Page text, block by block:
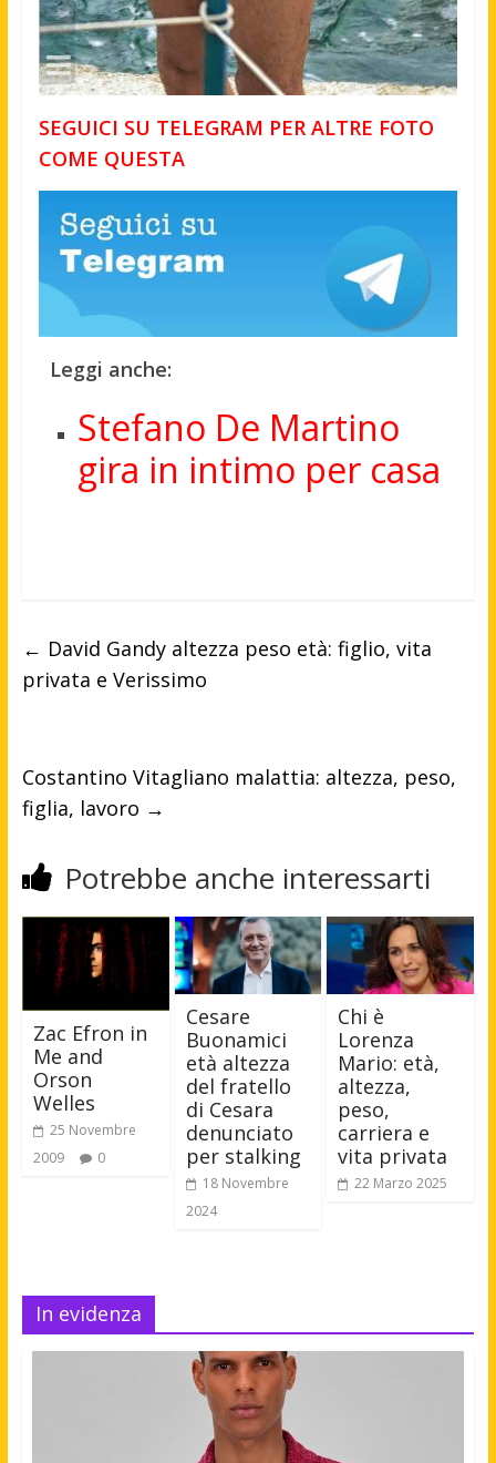
SEGUICI SU TELEGRAM PER ALTRE FOTO
COME QUESTA
Leggi anche:
Stefano De Martino
gira in intimo per casa
← David Gandy altezza peso età: figlio, vita
privata e Verissimo
Costantino Vitagliano malattia: altezza, peso,
figlia, lavoro →
Potrebbe anche interessarti
Zac Efron in
Me and
Orson
Welles
25 Novembre
2009
0
Cesare
Buonamici
età altezza
del fratello
di Cesara
denunciato
per stalking
18 Novembre
2024
Chi è
Lorenza
Mario: età,
altezza,
peso,
carriera e
vita privata
22 Marzo 2025
In evidenza